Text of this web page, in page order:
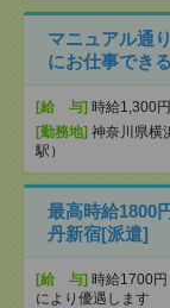
マニュアル通
にお仕事でき
[給 与] 時給1,300
[勤務地] 神奈川県横
駅）
最高時給
丹新宿[派遣]
[給 与] 時給1700
により優遇します